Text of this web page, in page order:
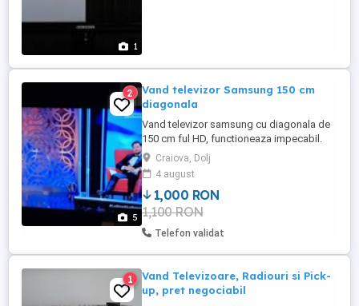
1
5
2
Vand televizor Samsung 150 cm
diagonala
Vand televizor samsung cu diagonala de
150 cm ful HD, functioneaza impecabil.
Craiova, Dolj
4 august
1,000 RON
1,100 RON
Telefon validat
1
Vand Televizoare, Radiouri si Pick-
up, pret negociabil